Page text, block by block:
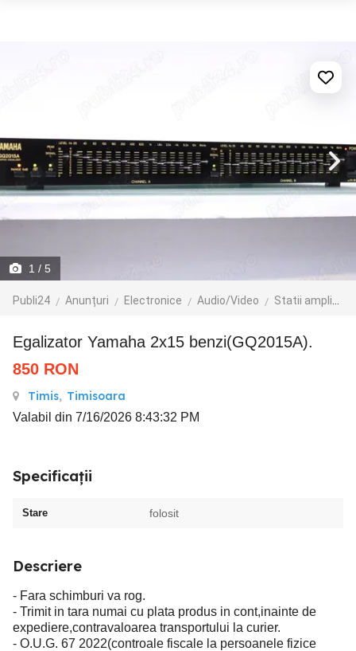
1 / 5
Publi24 Anunțuri Electronice Audio/Video Statii amplificare
Egalizator Yamaha 2x15 benzi(GQ2015A).
850 RON
Timis, Timisoara
Valabil din 7/16/2026 8:43:32 PM
Specificații
Stare folosit
Descriere
- Fara schimburi va rog.
- Trimit in tara numai cu plata produs in cont,inainte de
expediere,contravaloarea transportului la curier.
- O.U.G. 67 2022(controale fiscale la persoanele fizice